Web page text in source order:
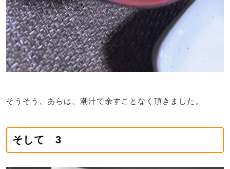
そうそう、あらは、潮汁で余すことなく頂きました。
そして 3